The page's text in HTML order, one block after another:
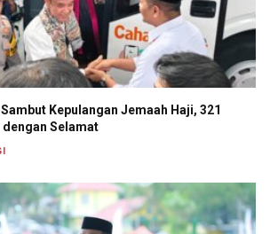
Kepulangan Jemaah Haji, 321
Selamat